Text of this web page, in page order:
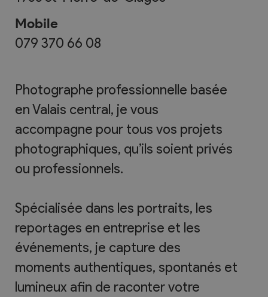
Mobile
079 370 66 08
Photographe professionnelle basée
en Valais central, je vous
accompagne pour tous vos projets
photographiques, qu’ils soient privés
ou professionnels.
Spécialisée dans les portraits, les
reportages en entreprise et les
événements, je capture des
moments authentiques, spontanés et
lumineux afin de raconter votre